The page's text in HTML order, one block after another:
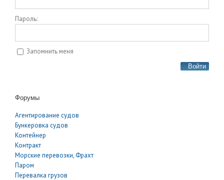
Пароль:
Запомнить меня
Войти
Форумы
Агентирование судов
Бункеровка судов
Контейнер
Контракт
Морские перевозки, Фрахт
Паром
Перевалка грузов